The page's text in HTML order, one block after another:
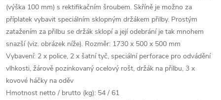
(výška 100 mm) s rektifikačním šroubem. Skříně je možno za
příplatek vybavit speciálním sklopným držákem přilby. Prostým
zatažením za přilbu se držák sklopí a její odebrání je tak mnohem
snazší (viz. obrázek níže). Rozměr: 1730 x 500 x 500 mm
Vybavení: 2 x police, 2 x šatní tyč, speciální perforace pro odvádění
vlhkosti, žárově pozinkovaný ocelový rošt, držák na přilbu, 3 x
kovové háčky na oděv
Hmotnost netto / brutto (kg): 54 / 61